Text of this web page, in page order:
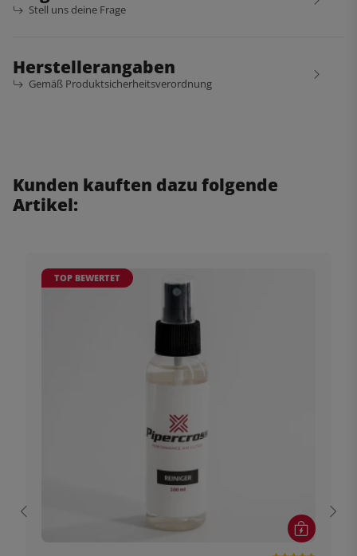
Stell uns deine Frage
Herstellerangaben
Gemäß Produktsicherheitsverordnung
Kunden kauften dazu folgende
Artikel:
TOP BEWERTET